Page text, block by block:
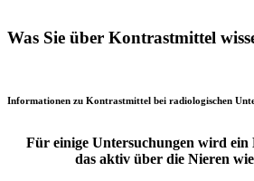
Was Sie über Kontrastmittel
Informationen zu Kontrastmittel bei radiologischen
Für eini­ge Unter­su­chun­gen wird
das aktiv über die Nie­ren